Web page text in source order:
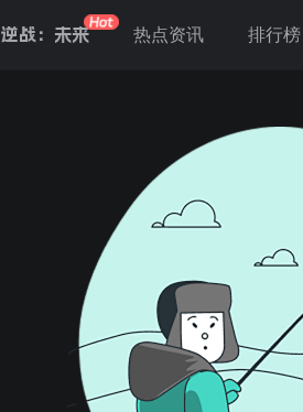
逆战：未来 热点资讯 排行榜